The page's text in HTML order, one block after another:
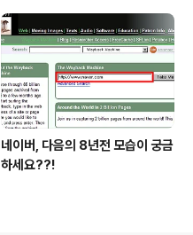
네이버, 다음의 8년전 모습이 궁금
하세요??!